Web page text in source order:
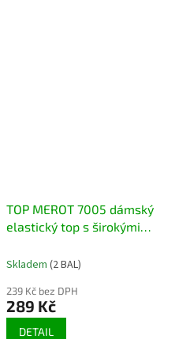
TOP MEROT 7005 dámský
elastický top s širokými
Skladem (2 BAL)
239 Kč bez DPH
289 Kč
DETAIL